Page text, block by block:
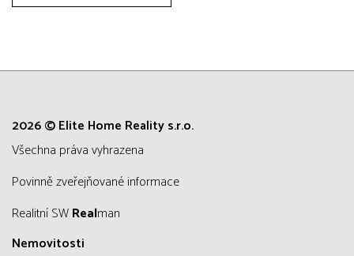
2026 © Elite Home Reality s.r.o.
všechna práva vyhrazena
Povinně zveřejňované informace
Realitní SWRealman
Nemovitosti